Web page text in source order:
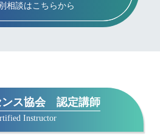
相談はこちらから
ンス協会 認定講師
Instructor